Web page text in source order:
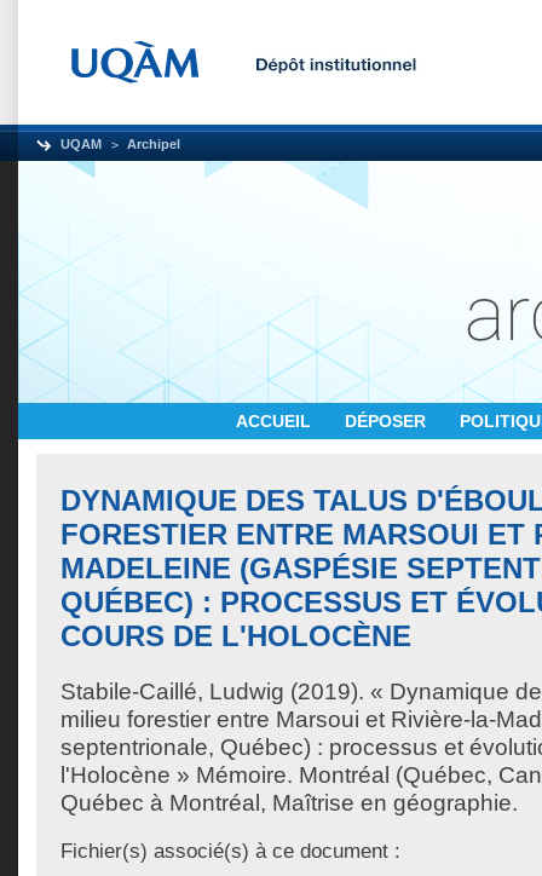
UQAM Archipel
ACCUEIL DÉPOSER
DYNAMIQUE DES TALUS
FORESTIER ENTRE MARSOUI ET
MADELEINE (GASPÉSIE
QUÉBEC) : PROCESSUS ET
COURS DE L'HOLOCÈNE
Stabile-Caillé, Ludwig (2019). « Dynamique
milieu forestier entre Marsoui et Rivière-la-
septentrionale, Québec) : processus et
l'Holocène » Mémoire. Montréal (Québec,
Québec à Montréal, Maîtrise en géographie.
Fichier(s) associé(s) à ce document :